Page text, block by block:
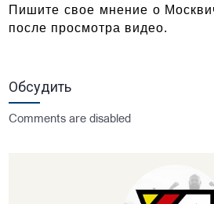
Пишите свое мнение о
после просмотра видео.
Обсудить
Comments are disabled